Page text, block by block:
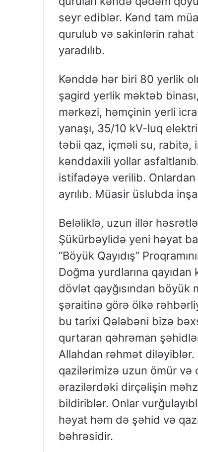
seyr ediblər. Kənd tam
qurulub və sakinlərin rahat
yaradılıb.
Kənddə hər biri 80 yerlik
şagird yerlik məktəb
mərkəzi, həmçinin yerli
yanaşı, 35/10 kV-luq
təbii qaz, içməli su, rabitə,
kənddaxili yollar
istifadəyə verilib.
ayrılıb. Müasir üslubda
Beləliklə, uzun illər
Şükürbəylidə yeni həyat
“Böyük Qayıdış”
Doğma yurdlarına
dövlət qayğısından böyük
şəraitinə görə ölkə
bu tarixi Qələbəni bizə
qurtaran qəhrəman
Allahdan rəhmət
qazilərimizə uzun ömür və
ərazilərdəki dirçəlişin
bildiriblər. Onlar
həyat həm də şəhid və
bəhrəsidir.